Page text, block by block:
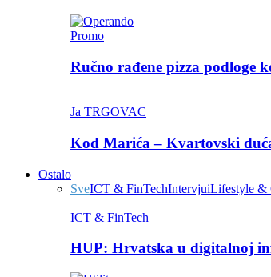
Promo
Ručno rađene pizza podloge
Ja TRGOVAC
Kod Marića – Kvartovski
Ostalo
SveICT & FinTechIntervjuiLifestyle &
ICT & FinTech
HUP: Hrvatska u digitalnoj